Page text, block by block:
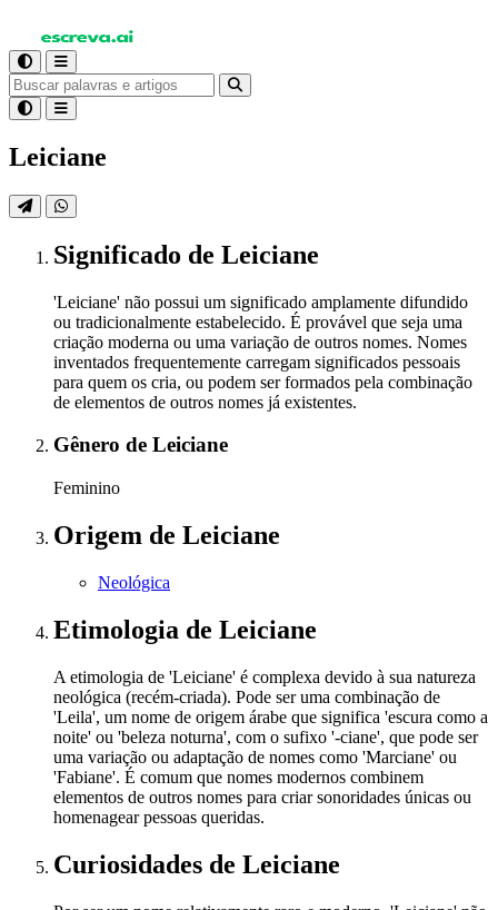
Leiciane
Significado de Leiciane
'Leiciane' não possui um significado amplamente difundido
ou tradicionalmente estabelecido. É provável que seja uma
criação moderna ou uma variação de outros nomes. Nomes
inventados frequentemente carregam significados pessoais
para quem os cria, ou podem ser formados pela combinação
de elementos de outros nomes já existentes.
Gênero de Leiciane
Feminino
Origem de Leiciane
Neológica
Etimologia de Leiciane
A etimologia de 'Leiciane' é complexa devido à sua natureza
neológica (recém-criada). Pode ser uma combinação de
'Leila', um nome de origem árabe que significa 'escura como a
noite' ou 'beleza noturna', com o sufixo '-ciane', que pode ser
uma variação ou adaptação de nomes como 'Marciane' ou
'Fabiane'. É comum que nomes modernos combinem
elementos de outros nomes para criar sonoridades únicas ou
homenagear pessoas queridas.
Curiosidades de Leiciane